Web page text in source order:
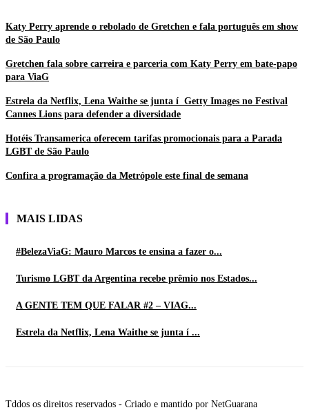
Katy Perry aprende o rebolado de Gretchen e fala português em show
de São Paulo
Gretchen fala sobre carreira e parceria com Katy Perry em bate-papo
para ViaG
Estrela da Netflix, Lena Waithe se junta í Getty Images no Festival
Cannes Lions para defender a diversidade
Hotéis Transamerica oferecem tarifas promocionais para a Parada
LGBT de São Paulo
Confira a programação da Metrópole este final de semana
MAIS LIDAS
#BelezaViaG: Mauro Marcos te ensina a fazer o...
Turismo LGBT da Argentina recebe prêmio nos Estados...
A GENTE TEM QUE FALAR #2 – VIAG...
Estrela da Netflix, Lena Waithe se junta í ...
Tddos os direitos reservados - Criado e mantido por NetGuarana